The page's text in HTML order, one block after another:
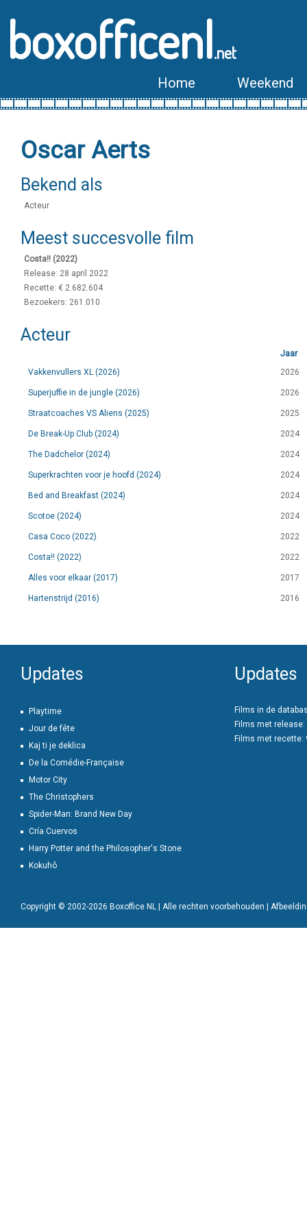
boxofficenl.net
Home Weekend
Oscar Aerts
Bekend als
Acteur
Meest succesvolle film
Costa!! (2022)
Release: 28 april 2022
Recette: € 2.682.604
Bezoekers: 261.010
Acteur
Jaar
Vakkenvullers XL (2026)
2026
Superjuffie in de jungle (2026) 2026
Straatcoaches VS Aliens (2025) 2025
De Break-Up Club (2024) 2024
The Dadchelor (2024) 2024
Superkrachten voor je hoofd (2024) 2024
Bed and Breakfast (2024) 2024
Scotoe (2024) 2024
Casa Coco (2022) 2022
Costa!! (2022) 2022
Alles voor elkaar (2017) 2017
Hartenstrijd (2016) 2016
Updates
Playtime
Jour de fête
Kaj ti je deklica
De la Comédie-Française
Motor City
The Christophers
Spider-Man: Brand New Day
Cría Cuervos
Harry Potter and the Philosopher's Stone
Kokuhô
Updates
Films in de
Films met release:
Films met recette:
Copyright © 2002-2026 Boxoffice NL | Alle rechten voorbehouden |